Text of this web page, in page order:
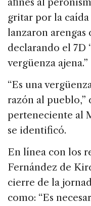
gritar por la
lanzaron
declarando el 7D
vergüenza ajena.”
“Es una
razón al
perteneciente al
se identificó.
En línea con los
Fernández de
cierre de la
como: “Es